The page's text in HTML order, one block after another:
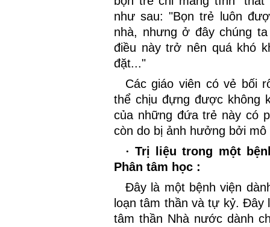
như sau: "Bọn trẻ luôn
nhà, nhưng ở đây chúng
điều này trở nên quá khó
đặt..."
Các giáo viên có vẻ bối
thể chịu đựng được không
của những đứa trẻ này có
còn do bị ảnh hưởng bởi mô
· Trị liệu trong một
Phân tâm học :
Đây là một bệnh viện
loạn tâm thần và tự kỷ. Đây
tâm thần Nhà nước dành